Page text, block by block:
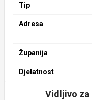
Tip
Adresa
Županija
Djelatnost
Vidljivo